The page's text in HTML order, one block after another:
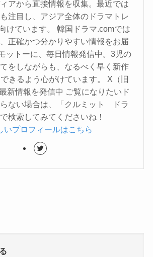
アから直接情報を収集。最近では
注目し、アジア全体のドラマトレ
けています。 韓国ドラマ.comでは
正確かつ分かりやすい情報をお届
ットーに、毎日情報発信中。3児の
をしながらも、なるべく早く新作
きるよう心がけています。 X（旧
新情報を発信中 ご覧になりたいド
ない場合は、「クルミット ドラ
検索してみてくださいね！
いプロフィールはこちら